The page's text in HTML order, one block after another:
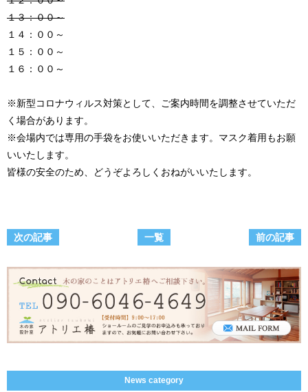
１３：００～
１４：００～
１５：００～
１６：００～
※新型コロナウィルス対策として、ご案内時間を調整させていただ
く場合があります。
※会場内では専用の手袋をお使いいただきます。マスク着用もお願
いいたします。
皆様の安全のため、どうぞよろしくおねがいいたします。
次の記事 一覧 前の記事
News category